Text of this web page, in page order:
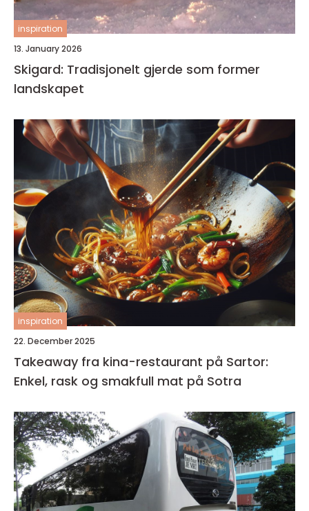
inspiration
13. January 2026
Skigard: Tradisjonelt gjerde som former
landskapet
inspiration
22. December 2025
Takeaway fra kina-restaurant på Sartor:
Enkel, rask og smakfull mat på Sotra